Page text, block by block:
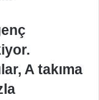
A takıma